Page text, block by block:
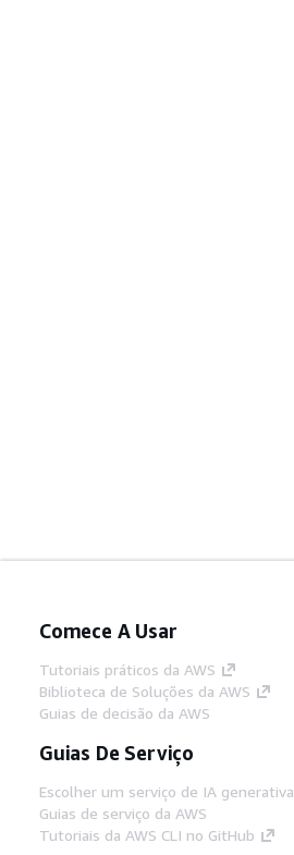
Comece A Usar
Tutoriais práticos da AWS
Biblioteca de Soluções da AWS
Guias de decisão da AWS
Guias De Serviço
Escolher um serviço de IA generativa
Guias de serviço da AWS
Tutoriais da AWS CLI no GitHub